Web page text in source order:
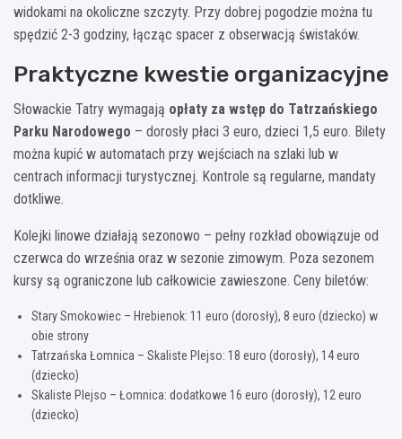
widokami na okoliczne szczyty. Przy dobrej pogodzie można tu
spędzić 2-3 godziny, łącząc spacer z obserwacją świstaków.
Praktyczne kwestie organizacyjne
Słowackie Tatry wymagają opłaty za wstęp do Tatrzańskiego
Parku Narodowego – dorosły płaci 3 euro, dzieci 1,5 euro. Bilety
można kupić w automatach przy wejściach na szlaki lub w
centrach informacji turystycznej. Kontrole są regularne, mandaty
dotkliwe.
Kolejki linowe działają sezonowo – pełny rozkład obowiązuje od
czerwca do września oraz w sezonie zimowym. Poza sezonem
kursy są ograniczone lub całkowicie zawieszone. Ceny biletów:
Stary Smokowiec – Hrebienok: 11 euro (dorosły), 8 euro (dziecko) w
obie strony
Tatrzańska Łomnica – Skaliste Plejso: 18 euro (dorosły), 14 euro
(dziecko)
Skaliste Plejso – Łomnica: dodatkowe 16 euro (dorosły), 12 euro
(dziecko)